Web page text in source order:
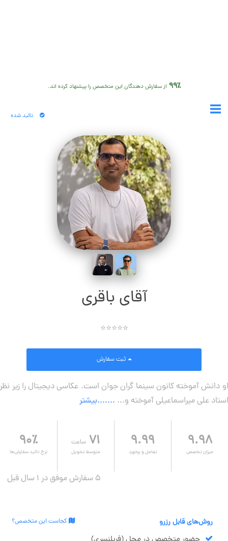
99٪ از سفارش دهندگان این متخصص را پیشنهاد کرده اند.
تائید شده
آقای باقری
⭐⭐⭐⭐⭐
او دانش آموخته کانون سینما گران جوان است. عکاسی دیجیتال را زیر نظر
استاد علی میراسماعیلی آموخته و... .......بیشتر
۹.۹۸
میزان تخصص
۹.۹۹
تعامل و برخورد
۷۱ ساعت
متوسط تحویل
۹۰٪
نرخ تائید سفارش‌ها
5 سفارش موفق در ۱ سال قبل
روش‌های قابل رزرو کجاست این متخصص؟